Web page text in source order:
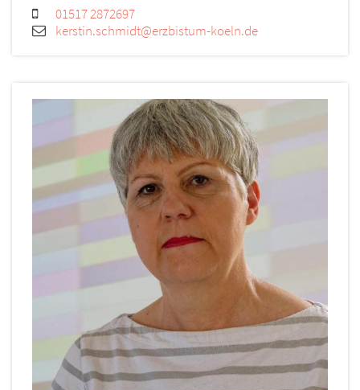
01517 2872697
kerstin.schmidt@erzbistum-koeln.de